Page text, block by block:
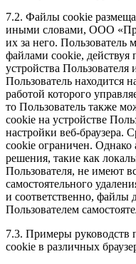
7.2. Файлы cookie
иными словами, ООО
их за него. Пользователь
файлами cookie,
устройства Пользователя
Пользователь находится
работой которого
то Пользователь также
cookie на устройстве
настройки веб-браузера.
cookie ограничен. Однако
решения, такие как
Пользователя, не имеют
самостоятельного
и соответственно,
Пользователем
7.3. Примеры руководств
cookie в различных